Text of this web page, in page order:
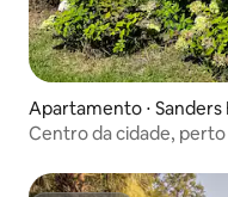
Apartamento ⋅ Sanders
Centro da cidade,